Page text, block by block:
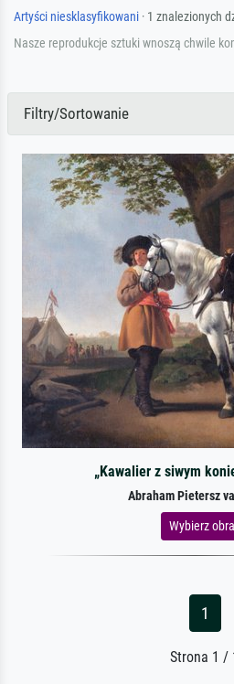
Artyści niesklasyfikowani · 1 znalezionych
Nasze reprodukcje sztuki wnoszą chwile
Filtry/Sortowanie
„Kawalier z siwym
Abraham Pietersz
Wybierz
1
Strona 1 /